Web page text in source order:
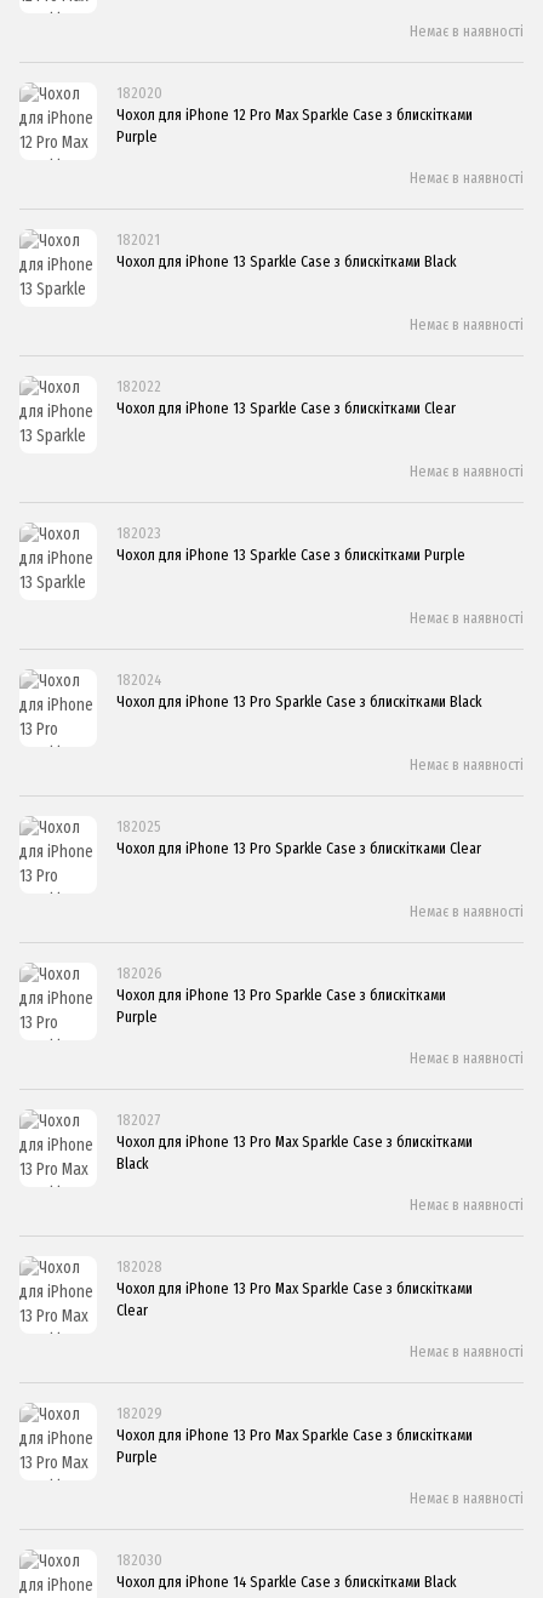
Немає в наявності
182020
Чохол для iPhone 12 Pro Max Sparkle Case з блискітками
Purple
Немає в наявності
182021
Чохол для iPhone 13 Sparkle Case з блискітками Black
Немає в наявності
182022
Чохол для iPhone 13 Sparkle Case з блискітками Clear
Немає в наявності
182023
Чохол для iPhone 13 Sparkle Case з блискітками Purple
Немає в наявності
182024
Чохол для iPhone 13 Pro Sparkle Case з блискітками Black
Немає в наявності
182025
Чохол для iPhone 13 Pro Sparkle Case з блискітками Clear
Немає в наявності
182026
Чохол для iPhone 13 Pro Sparkle Case з блискітками
Purple
Немає в наявності
182027
Чохол для iPhone 13 Pro Max Sparkle Case з блискітками
Black
Немає в наявності
182028
Чохол для iPhone 13 Pro Max Sparkle Case з блискітками
Clear
Немає в наявності
182029
Чохол для iPhone 13 Pro Max Sparkle Case з блискітками
Purple
Немає в наявності
182030
Чохол для iPhone 14 Sparkle Case з блискітками Black